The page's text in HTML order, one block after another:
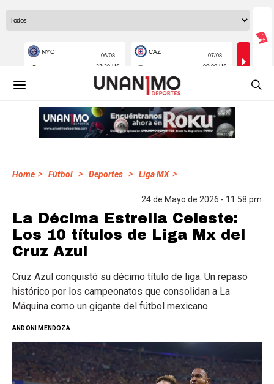
Home > Fútbol > Deportes > Liga MX >
24 de Mayo de 2026 - 11:58 pm
La Décima Estrella Celeste:
Los 10 títulos de Liga Mx del
Cruz Azul
Cruz Azul conquistó su décimo título de liga. Un repaso
histórico por los campeonatos que consolidan a La
Máquina como un gigante del fútbol mexicano.
ANDONI MENDOZA